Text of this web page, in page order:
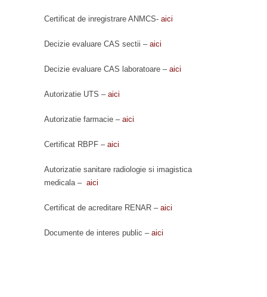
Certificat de inregistrare ANMCS- aici
Decizie evaluare CAS sectii – aici
Decizie evaluare CAS laboratoare – aici
Autorizatie UTS – aici
Autorizatie farmacie – aici
Certificat RBPF – aici
Autorizatie sanitare radiologie si imagistica
medicala – aici
Certificat de acreditare RENAR – aici
Documente de interes public – aici